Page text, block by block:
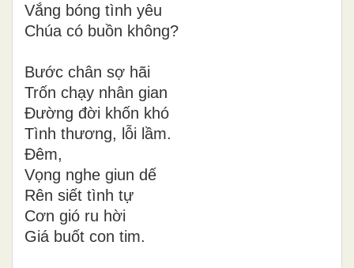
Vắng bóng tình yêu
Chúa có buồn không?
Bước chân sợ hãi
Trốn chạy nhân gian
Đường đời khốn khó
Tình thương, lỗi lầm.
Đêm,
Vọng nghe giun dế
Rên siết tình tự
Cơn gió ru hời
Giá buốt con tim.